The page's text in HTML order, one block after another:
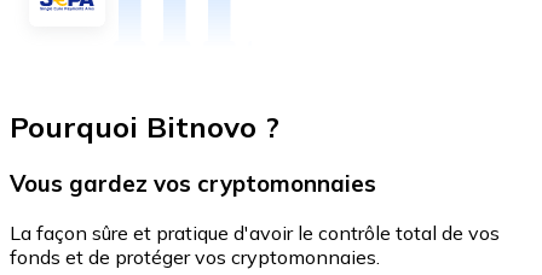
Pourquoi Bitnovo ?
Vous gardez vos cryptomonnaies
La façon sûre et pratique d'avoir le contrôle total de vos
fonds et de protéger vos cryptomonnaies.